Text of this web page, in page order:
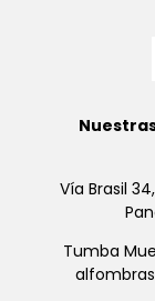
Vía Brasil
Tumba